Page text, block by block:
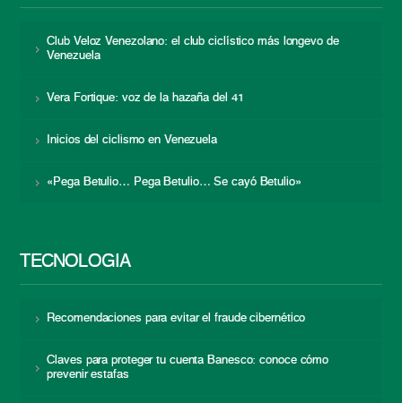
Club Veloz Venezolano: el club ciclístico más longevo de
Venezuela
Vera Fortique: voz de la hazaña del 41
Inicios del ciclismo en Venezuela
«Pega Betulio… Pega Betulio… Se cayó Betulio»
TECNOLOGÍA
Recomendaciones para evitar el fraude cibernético
Claves para proteger tu cuenta Banesco: conoce cómo
prevenir estafas